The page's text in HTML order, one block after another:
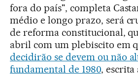
fora do país", completa
médio e longo prazo, será
de reforma constitucional,
abril com um plebiscito em
decidirão se devem ou não
fundamental de 1980, escrita